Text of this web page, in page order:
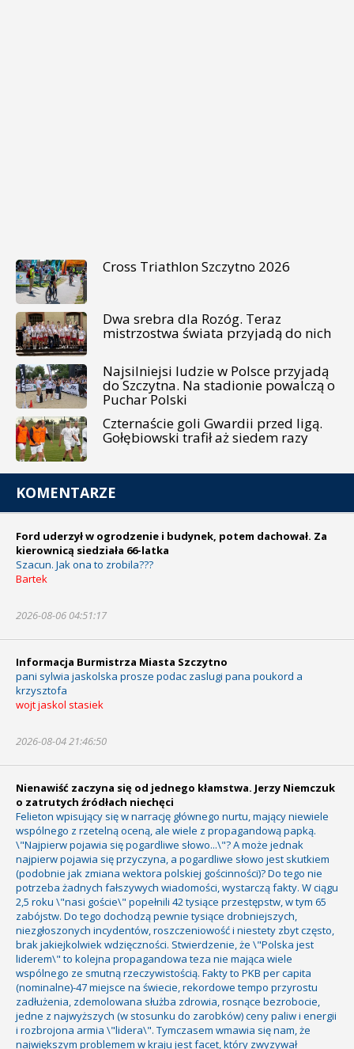
Cross Triathlon Szczytno 2026
Dwa srebra dla Rozóg. Teraz
mistrzostwa świata przyjadą do nich
Najsilniejsi ludzie w Polsce przyjadą
do Szczytna. Na stadionie powalczą o
Puchar Polski
Czternaście goli Gwardii przed ligą.
Gołębiowski trafił aż siedem razy
KOMENTARZE
Ford uderzył w ogrodzenie i budynek, potem dachował. Za
kierownicą siedziała 66-latka
Szacun. Jak ona to zrobila???
Bartek
2026-08-06 04:51:17
Informacja Burmistrza Miasta Szczytno
pani sylwia jaskolska prosze podac zaslugi pana poukord a
krzysztofa
wojt jaskol stasiek
2026-08-04 21:46:50
Nienawiść zaczyna się od jednego kłamstwa. Jerzy Niemczuk
o zatrutych źródłach niechęci
Felieton wpisujący się w narrację głównego nurtu, mający niewiele
wspólnego z rzetelną oceną, ale wiele z propagandową papką.
\"Najpierw pojawia się pogardliwe słowo...\"? A może jednak
najpierw pojawia się przyczyna, a pogardliwe słowo jest skutkiem
(podobnie jak zmiana wektora polskiej gościnności)? Do tego nie
potrzeba żadnych fałszywych wiadomości, wystarczą fakty. W ciągu
2,5 roku \"nasi goście\" popełnili 42 tysiące przestępstw, w tym 65
zabójstw. Do tego dochodzą pewnie tysiące drobniejszych,
niezgłoszonych incydentów, roszczeniowość i niestety zbyt często,
brak jakiejkolwiek wdzięczności. Stwierdzenie, że \"Polska jest
liderem\" to kolejna propagandowa teza nie mająca wiele
wspólnego ze smutną rzeczywistością. Fakty to PKB per capita
(nominalne)-47 miejsce na świecie, rekordowe tempo przyrostu
zadłużenia, zdemolowana służba zdrowia, rosnące bezrobocie,
jedne z najwyższych (w stosunku do zarobków) ceny paliw i energii
i rozbrojona armia \"lidera\". Tymczasem wmawia się nam, że
największym problemem w kraju jest facet, który zwyzywał